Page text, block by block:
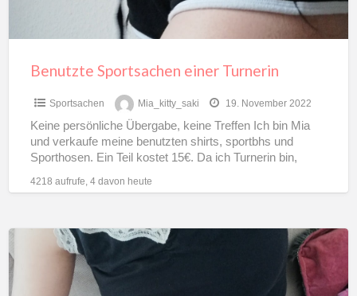
Benutzte Sportsachen einer Turnerin
Sportsachen Mia_kitty_saki 19. November 2022
Keine persönliche Übergabe, keine Treffen Ich bin Mia
und verkaufe meine benutzten shirts, sportbhs und
Sporthosen. Ein Teil kostet 15€. Da ich Turnerin bin,
4218 aufrufe, 4 davon heute
benutzten
Schlafsachen